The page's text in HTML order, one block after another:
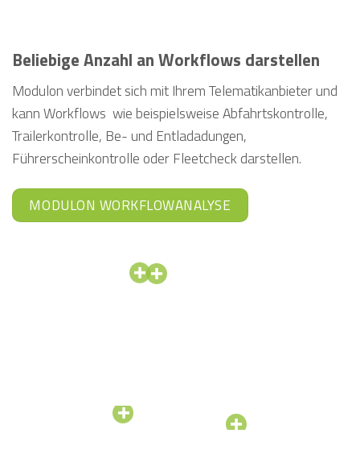
Beliebige Anzahl an Workflows darstellen
Modulon verbindet sich mit Ihrem Telematikanbieter und
kann Workflows wie beispielsweise Abfahrtskontrolle,
Trailerkontrolle, Be- und Entladadungen,
Führerscheinkontrolle oder Fleetcheck darstellen.
MODULON WORKFLOWANALYSE